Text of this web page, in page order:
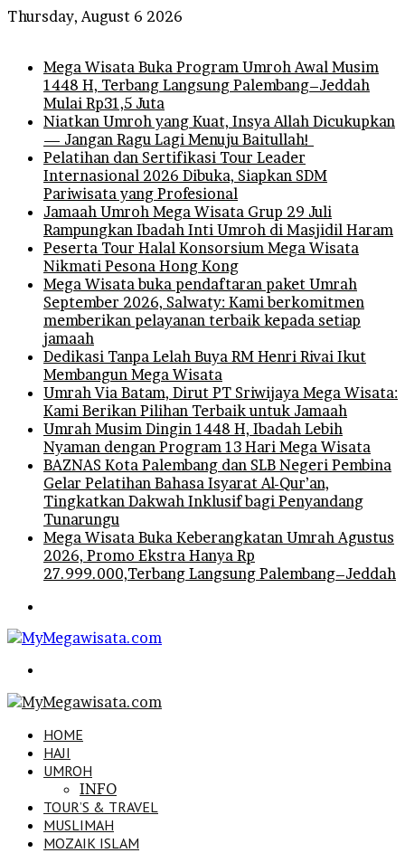
Thursday, August 6 2026
Mega Wisata Buka Program Umroh Awal Musim
1448 H, Terbang Langsung Palembang–Jeddah
Mulai Rp31,5 Juta
Niatkan Umroh yang Kuat, Insya Allah Dicukupkan
— Jangan Ragu Lagi Menuju Baitullah!
Pelatihan dan Sertifikasi Tour Leader
Internasional 2026 Dibuka, Siapkan SDM
Pariwisata yang Profesional
Jamaah Umroh Mega Wisata Grup 29 Juli
Rampungkan Ibadah Inti Umroh di Masjidil Haram
Peserta Tour Halal Konsorsium Mega Wisata
Nikmati Pesona Hong Kong
Mega Wisata buka pendaftaran paket Umrah
September 2026, Salwaty: Kami berkomitmen
memberikan pelayanan terbaik kepada setiap
jamaah
Dedikasi Tanpa Lelah Buya RM Henri Rivai Ikut
Membangun Mega Wisata
Umrah Via Batam, Dirut PT Sriwijaya Mega Wisata:
Kami Berikan Pilihan Terbaik untuk Jamaah
Umrah Musim Dingin 1448 H, Ibadah Lebih
Nyaman dengan Program 13 Hari Mega Wisata
BAZNAS Kota Palembang dan SLB Negeri Pembina
Gelar Pelatihan Bahasa Isyarat Al-Qur’an,
Tingkatkan Dakwah Inklusif bagi Penyandang
Tunarungu
Mega Wisata Buka Keberangkatan Umrah Agustus
2026, Promo Ekstra Hanya Rp
27.999.000,Terbang Langsung Palembang–Jeddah
HOME
HAJI
UMROH
INFO
TOUR’S & TRAVEL
MUSLIMAH
MOZAIK ISLAM